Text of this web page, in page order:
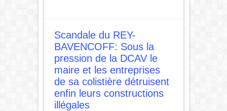
Scandale du REY-
BAVENCOFF: Sous la
pression de la DCAV le
maire et les entreprises
de sa colistière détruisent
enfin leurs constructions
illégales